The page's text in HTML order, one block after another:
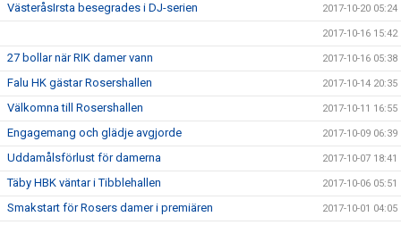
VästeråsIrsta besegrades i DJ-serien 2017-10-20 05:24
2017-10-16 15:42
27 bollar när RIK damer vann 2017-10-16 05:38
Falu HK gästar Rosershallen 2017-10-14 20:35
Välkomna till Rosershallen 2017-10-11 16:55
Engagemang och glädje avgjorde 2017-10-09 06:39
Uddamålsförlust för damerna 2017-10-07 18:41
Täby HBK väntar i Tibblehallen 2017-10-06 05:51
Smakstart för Rosers damer i premiären 2017-10-01 04:05